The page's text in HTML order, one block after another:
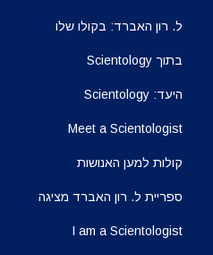
ל. רון האברד: בקולו שלו
בתוך Scientology
היעד: Scientology
Meet a Scientologist
קולות למען האנושות
ספריית ל. רון האברד מציגה
I am a Scientologist